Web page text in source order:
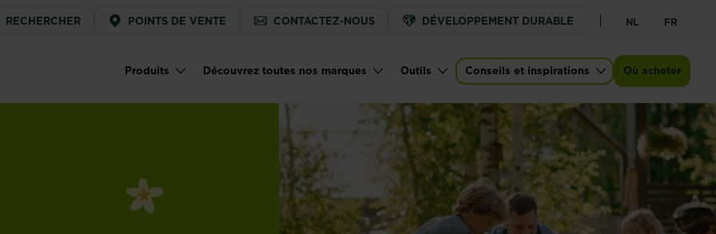
RECHERCHER POINTS DE VENTE CONTACTEZ-NOUS DÉVELOPPEMENT DURABLE NL FR
Main navigation
Produits Découvrez toutes nos marques Outils Conseils et inspirations Où acheter